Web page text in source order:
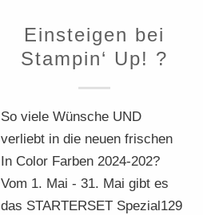
Einsteigen bei
Stampin‘ Up! ?
So viele Wünsche UND
verliebt in die neuen frischen
In Color Farben 2024-202?
Vom 1. Mai - 31. Mai gibt es
das STARTERSET Spezial129